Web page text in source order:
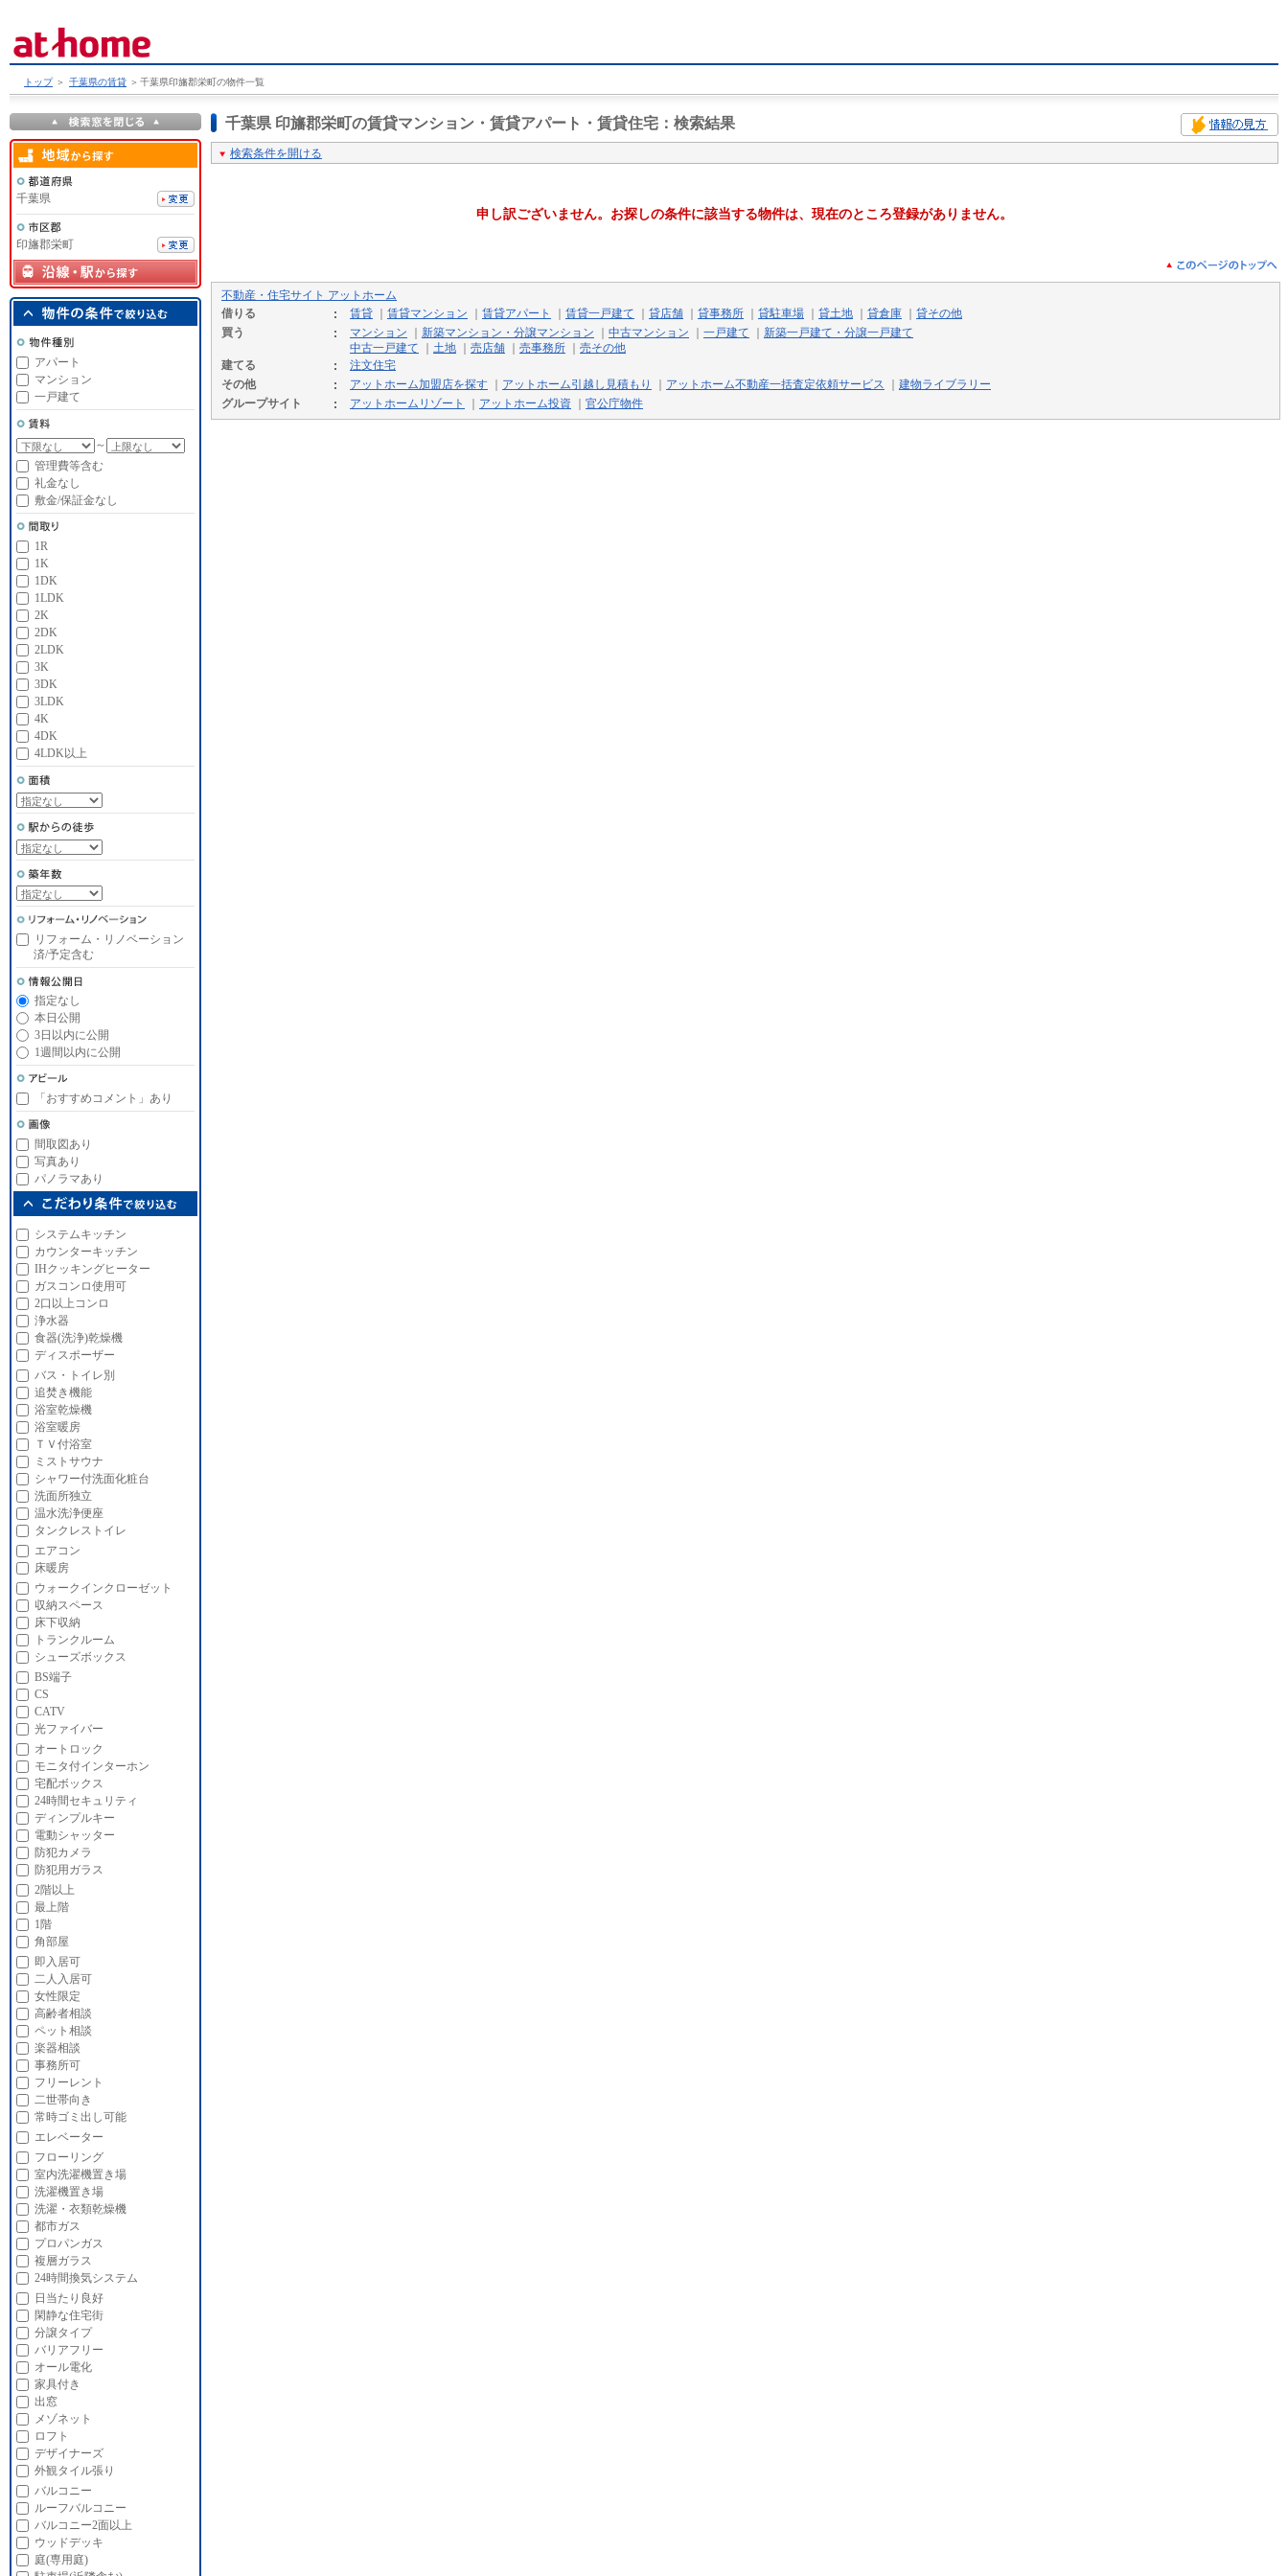
トップ ＞ 千葉県の賃貸 ＞ 千葉県印旛郡栄町の物件一覧
千葉県 印旛郡栄町の賃貸マンション・賃貸アパート・賃貸住宅 ：検索結果
検索条件を開ける
申し訳ございません。お探しの条件に該当する物件は、現在のところ登録がありません。
不動産・住宅サイト アットホーム
借りる
賃貸 賃貸マンション 賃貸アパート 賃貸一戸建て 貸店舗 貸事務所 貸駐車場 貸土地 貸倉庫
貸その他
買う
マンション 新築マンション・分譲マンション 中古マンション 一戸建て
新築一戸建て・分譲一戸建て
中古一戸建て
土地 売店舗 売事務所
売その他
建てる
注文住宅
その他
アットホーム加盟店を探す アットホーム引越し見積もり アットホーム不動産一括査定依頼サービス
建物ライブラリー
グループサイト
アットホームリゾート アットホーム投資 官公庁物件
千葉県
印旛郡栄町
アパート
マンション
一戸建て
～
管理費等含む
礼金なし
敷金/保証金なし
1R
1K
1DK
1LDK
2K
2DK
2LDK
3K
3DK
3LDK
4K
4DK
4LDK以上
リフォーム・リノベーション
済/予定含む
指定なし
本日公開
3日以内に公開
1週間以内に公開
「おすすめコメント」あり
間取図あり
写真あり
パノラマあり
システムキッチン
カウンターキッチン
IHクッキングヒーター
ガスコンロ使用可
2口以上コンロ
浄水器
食器(洗浄)乾燥機
ディスポーザー
バス・トイレ別
追焚き機能
浴室乾燥機
浴室暖房
ＴＶ付浴室
ミストサウナ
シャワー付洗面化粧台
洗面所独立
温水洗浄便座
タンクレストイレ
エアコン
床暖房
ウォークインクローゼット
収納スペース
床下収納
トランクルーム
シューズボックス
BS端子
CS
CATV
光ファイバー
オートロック
モニタ付インターホン
宅配ボックス
24時間セキュリティ
ディンプルキー
電動シャッター
防犯カメラ
防犯用ガラス
2階以上
最上階
1階
角部屋
即入居可
二人入居可
女性限定
高齢者相談
ペット相談
楽器相談
事務所可
フリーレント
二世帯向き
常時ゴミ出し可能
エレベーター
フローリング
室内洗濯機置き場
洗濯機置き場
洗濯・衣類乾燥機
都市ガス
プロパンガス
複層ガラス
24時間換気システム
日当たり良好
閑静な住宅街
分譲タイプ
バリアフリー
オール電化
家具付き
出窓
メゾネット
ロフト
デザイナーズ
外観タイル張り
バルコニー
ルーフバルコニー
バルコニー2面以上
ウッドデッキ
庭(専用庭)